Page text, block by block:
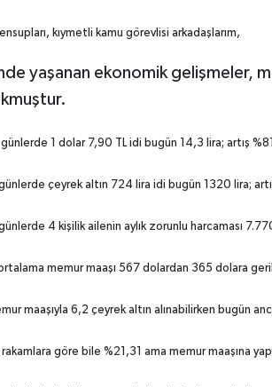
kıymetli kamu görevlisi arkadaşlarım,
yaşanan ekonomik gelişmeler,
1 dolar 7,90 TL idi bugün 14,3 lira; artış
çeyrek altın 724 lira idi bugün 1320 lira;
4 kişilik ailenin aylık zorunlu harcaması
memur maaşı 567 dolardan 365 dolara
maaşıyla 6,2 çeyrek altın alınabilirken bugün
göre bile %21,31 ama memur maaşına